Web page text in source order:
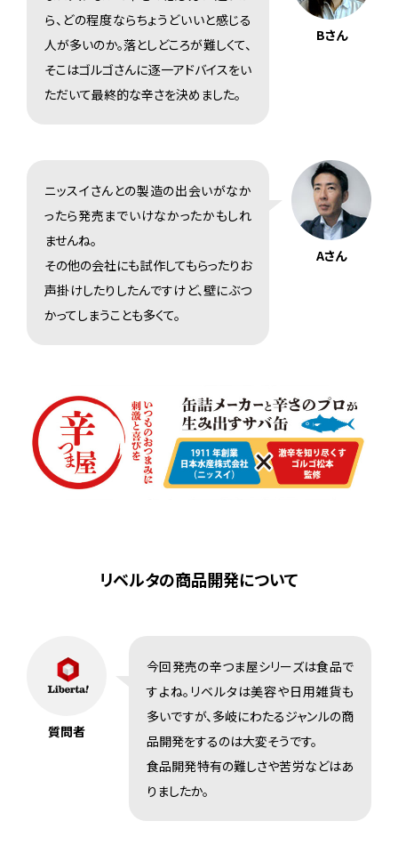
Bさん
ら、どの程度ならちょうどいいと感じる
人が多いのか。落としどころが難しくて、
そこはゴルゴさんに逐一アドバイスをい
ただいて最終的な辛さを決めました。
Aさん
ニッスイさんとの製造の出会いがなか
ったら発売までいけなかったかもしれ
ませんね。
その他の会社にも試作してもらったりお
声掛けしたりしたんですけど、壁にぶつ
かってしまうことも多くて。
リベルタの商品開発について
質問者
今回発売の辛つま屋シリーズは食品で
すよね。リベルタは美容や日用雑貨も
多いですが、多岐にわたるジャンルの商
品開発をするのは大変そうです。
食品開発特有の難しさや苦労などはあ
りましたか。